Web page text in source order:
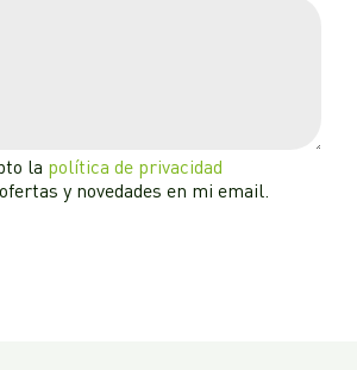
la política de privacidad
y novedades en mi email.